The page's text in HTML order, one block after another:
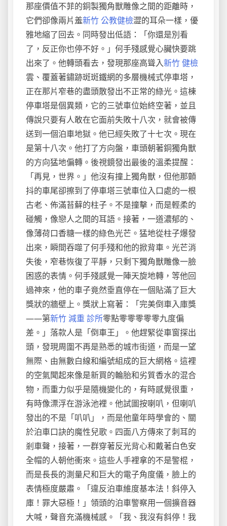
那座價值不菲的銅製獨角獸雕像之間的距離時，
它們卻像兩片羞新竹 公教健檢澀的耳朵一樣，優
雅地縮了回去。同時發出低語：「你還是別看
了，反正你也停不好。」何手殘感覺心臟快要跳
出來了。他轉頭看去，發現那座高聳入新竹 健檢
雲、覆蓋著鏽跡斑斑鐵網的多層機械式停車塔，
正在那片窄巷的盡頭散發出不正常的綠光。這棟
停車塔是個異類，它的三號車位始終空著，並且
傳說只要有人敢在它面前失敗十八次，就會被傳
送到一個泊車地獄。他已經失敗了十七次。現在
是第十八次。他打了方向盤，車頭朝著銅獨角獸
的方向猛地偏轉。後視鏡發出最後的溫柔提醒：
「再見，世界。」他沒有撞上獨角獸，但他那顫
抖的車尾卻擦到了停車塔三號車位入口處的一根
古老、佈滿苔蘚的柱子。不是撞擊，而是輕柔的
碰觸，像戀人之間的耳語。接著，一道濃郁的、
像薄荷口香糖一樣的綠色光芒。猛地從柱子爆發
出來，瞬間吞噬了何手殘和他的掀背車。光芒消
失後，窄巷恢復了平靜，只剩下獨角獸雕像一臉
困惑的表情。何手殘感覺一陣天旋地轉，等他回
過神來，他的車子竟然垂直停在一個貼滿了巨大
獎狀的牆壁上。獎狀上寫著：「完美倒車入庫獎
——第新竹 減重 診所零點零零零零零九度偏
差。」落款人是「倒車王」。他趕緊從車窗探出
頭，發現周圍不再是熟悉的城市街道，而是一望
無際、由無數白線和編號組成的巨大網格。這裡
的空氣聞起來像是新買的輪胎和劣質香水的混合
物，而重力似乎是隨機變化的，有時感覺很重，
有時像漂浮在游泳池裡。他試圖按喇叭，但喇叭
發出的不是「叭叭」，而是他童年時學會的、關
於泊車口訣的魔性兒歌。四面八方傳來了刺耳的
剎車聲，接著，一群穿著反光背心和戴著白色安
全帽的人朝他衝來。這些人手裡拿的不是警棍，
而是長長的測量尺和巨大的電子角度儀，臉上的
表情極度嚴肅。「違反泊車維度基本法！斜停入
庫！罪大惡極！」領頭的泊車警察用一個擴音器
大喊，聲音充滿機械感。「我、我沒有斜停！我